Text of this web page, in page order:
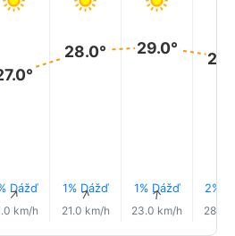
Dážď
↑
km/h
28.0°
1% Dážď
↑
21.0 km/h
29.0°
1% Dážď
↑
23.0 km/h
2%
28.0